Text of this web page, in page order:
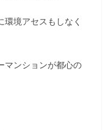
境アセスもしなく
マンションが都心の